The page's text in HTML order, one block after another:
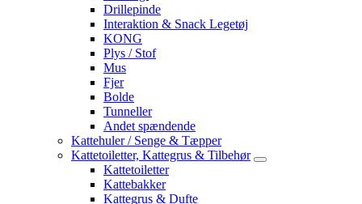
Drillepinde
Interaktion & Snack Legetøj
KONG
Plys / Stof
Mus
Fjer
Bolde
Tunneller
Andet spændende
Kattehuler / Senge & Tæpper
Kattetoiletter, Kattegrus & Tilbehør
Kattetoiletter
Kattebakker
Kattegrus & Dufte